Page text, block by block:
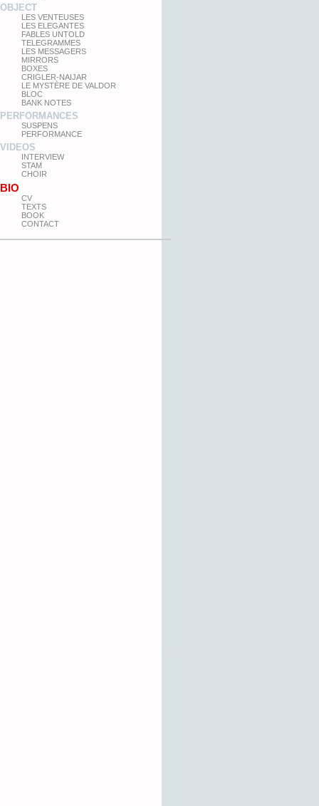
OBJECT
LES VENTEUSES
LES ELEGANTES
FABLES UNTOLD
TELEGRAMMES
LES MESSAGERS
MIRRORS
BOXES
CRIGLER-NAIJAR
LE MYSTÈRE DE VALDOR
BLOC
BANK NOTES
PERFORMANCES
SUSPENS
PERFORMANCE
VIDEOS
INTERVIEW
STAM
CHOIR
BIO
CV
TEXTS
BOOK
CONTACT